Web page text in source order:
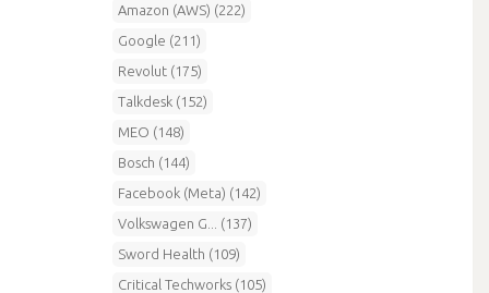
Amazon (AWS) (222)
Google (211)
Revolut (175)
Talkdesk (152)
MEO (148)
Bosch (144)
Facebook (Meta) (142)
Volkswagen G... (137)
Sword Health (109)
Critical Techworks (105)